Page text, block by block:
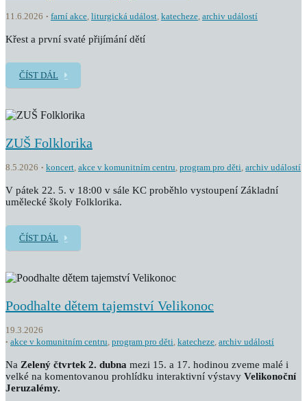
11.6.2026 farní akce, liturgická událost, katecheze, archiv událostí
Křest a první svaté přijímání dětí
ČÍST DÁL
ZUŠ Folklorika
8.5.2026 koncert, akce v komunitním centru, program pro děti, archiv událostí
V pátek 22. 5. v 18:00 v sále KC proběhlo vystoupení Základní
umělecké školy Folklorika.
ČÍST DÁL
Poodhalte dětem tajemství Velikonoc
19.3.2026
akce v komunitním centru, program pro děti, katecheze, archiv událostí
Na Zelený čtvrtek 2. dubna mezi 15. a 17. hodinou zveme malé i
velké na komentovanou prohlídku interaktivní výstavy Velikonoční
Jeruzalémy.